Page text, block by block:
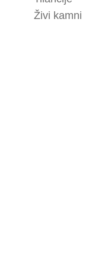
Živi kamni